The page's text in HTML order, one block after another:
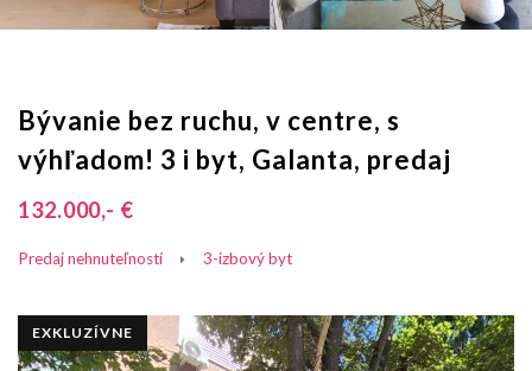
Bývanie bez ruchu, v centre, s
výhľadom! 3 i byt, Galanta, predaj
132.000,- €
Predaj nehnuteľností 3-izbový byt
EXKLUZÍVNE